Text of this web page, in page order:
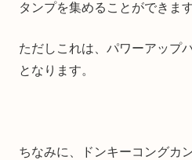
タンプを集めることができます
ただしこれは、パワーアップ
となります。
ちなみに、ドンキーコングカ